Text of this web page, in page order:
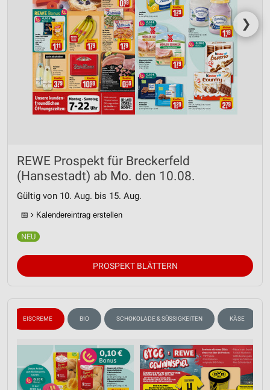
❯
REWE Prospekt für Breckerfeld
(Hansestadt) ab Mo. den 10.08.
Gültig von 10. Aug. bis 15. Aug.
📅 Kalendereintrag erstellen
PROSPEKT BLÄTTERN
EISCREME BIO SCHOKOLADE & SÜSSIGKEITEN KÄSE